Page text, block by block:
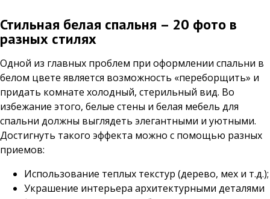
Стильная белая спальня – 20 фото в
разных стилях
Одной из главных проблем при оформлении спальни в
белом цвете является возможность «переборщить» и
придать комнате холодный, стерильный вид. Во
избежание этого, белые стены и белая мебель для
спальни должны выглядеть элегантными и уютными.
Достигнуть такого эффекта можно с помощью разных
приемов:
Использование теплых текстур (дерево, мех и т.д.);
Украшение интерьера архитектурными деталями